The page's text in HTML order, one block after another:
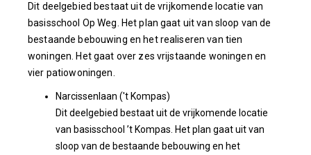
Dit deelgebied bestaat uit de vrijkomende locatie van
basisschool Op Weg. Het plan gaat uit van sloop van de
bestaande bebouwing en het realiseren van tien
woningen. Het gaat over zes vrijstaande woningen en
vier patiowoningen.
Narcissenlaan ('t Kompas)
Dit deelgebied bestaat uit de vrijkomende locatie
van basisschool ’t Kompas. Het plan gaat uit van
sloop van de bestaande bebouwing en het